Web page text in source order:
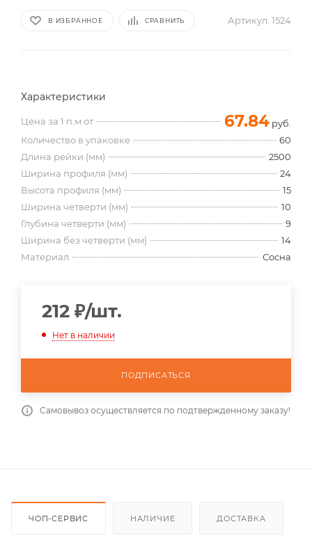
В ИЗБРАННОЕ СРАВНИТЬ Артикул: 1524
Характеристики
Цена за 1 п.м от 67.84 руб.
Количество в упаковке
60
Длина рейки (мм)
2500
Ширина профиля (мм)
24
Высота профиля (мм)
15
Ширина четверти (мм)
10
Глубина четверти (мм)
9
Ширина без четверти (мм)
14
Материал
Сосна
212 ₽/шт.
Нет в наличии
ПОДПИСАТЬСЯ
Самовывоз осуществляется по подтвержденному заказу!
ЧОП-СЕРВИС НАЛИЧИЕ ДОСТАВКА